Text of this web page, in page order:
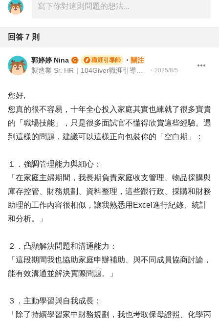
回答 7 則
郭婷婷 Nina 職涯引導師 ・ 關注
・ 2025/8/5
您好,
您真的很不容易，十年全心投入家庭其實也練就了很多寶貴
的「職場技能」，只是很多面試官不懂得欣賞這些經驗。遇
到這樣的問題，建議可以這樣正向包裝你的「空白期」：
１．強調管理能力與細心：
「在家庭主婦期間，我長期負責家庭收支管理、物品採購與
庫存控管、財務規劃、資料整理，這些跟行政、採購和財務
助理的工作內容很相似，讓我熟悉用Excel進行紀錄、統計
和分析。」
２．凸顯解決問題和溝通能力：
「這段期間我也協助家庭申辦補助、與不同成員協商討論，
能有效溝通並解決實際問題。」
３．主動學習與自我成長：
「除了持續學習家中財務規劃，我也考取保母證照、化學丙